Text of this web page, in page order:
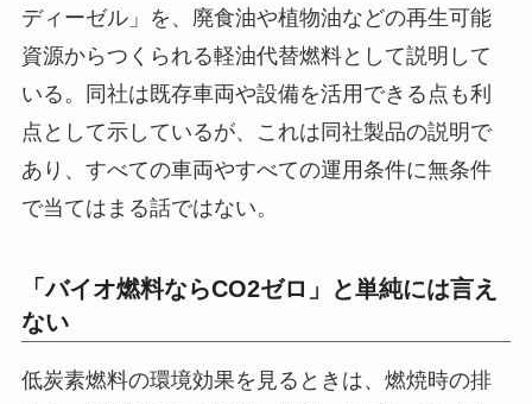
ディーゼル」を、廃食油や植物油などの再生可能
資源からつくられる軽油代替燃料として説明して
いる。同社は既存車両や設備を活用できる点も利
点として示しているが、これは同社製品の説明で
あり、すべての車両やすべての運用条件に無条件
で当てはまる話ではない。
「バイオ燃料ならCO2ゼロ」と単純には言え
ない
低炭素燃料の環境効果を見るときは、燃焼時の排